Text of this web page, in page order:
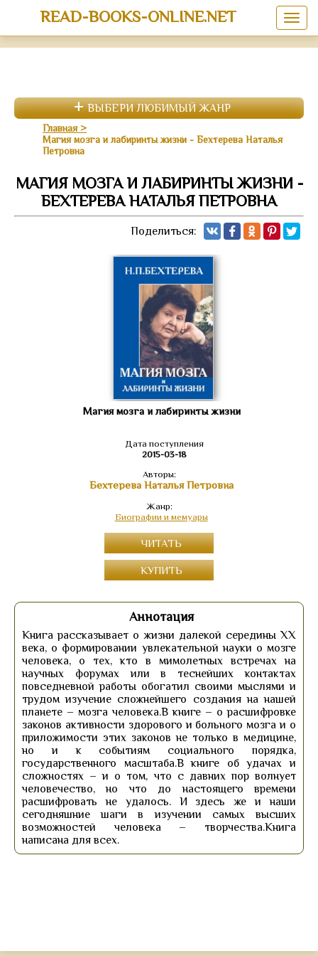
READ-BOOKS-ONLINE.NET
ВЫБЕРИ ЛЮБИМЫЙ ЖАНР
Главная
Магия мозга и лабиринты жизни - Бехтерева Наталья
Петровна
МАГИЯ МОЗГА И ЛАБИРИНТЫ ЖИЗНИ -
БЕХТЕРЕВА НАТАЛЬЯ ПЕТРОВНА
Поделиться:
Магия мозга и лабиринты жизни
Дата поступления
2015-03-18
Авторы:
Бехтерева Наталья Петровна
Жанр:
Биографии и мемуары
ЧИТАТЬ
КУПИТЬ
Аннотация
Книга рассказывает о жизни далекой середины XX
века, о формировании увлекательной науки о мозге
человека, о тех, кто в мимолетных встречах на
научных форумах или в теснейших контактах
повседневной работы обогатил своими мыслями и
трудом изучение сложнейшего создания на нашей
планете – мозга человека.В книге – о расшифровке
законов активности здорового и больного мозга и о
приложимости этих законов не только в медицине,
но и к событиям социального порядка,
государственного масштаба.В книге об удачах и
сложностях – и о том, что с давних пор волнует
человечество, но что до настоящего времени
расшифровать не удалось. И здесь же и наши
сегодняшние шаги в изучении самых высших
возможностей человека – творчества.Книга
написана для всех.